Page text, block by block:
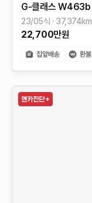
G-클래스 W463b
23/05식 37,374km
22,700만원